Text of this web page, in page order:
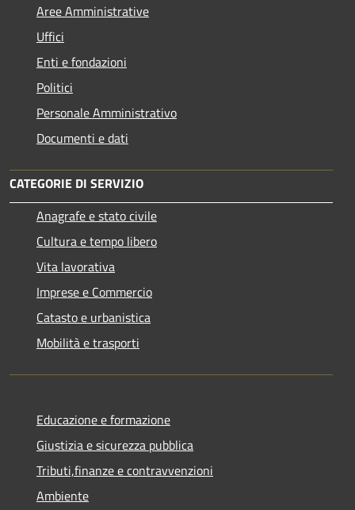
Aree Amministrative
Uffici
Enti e fondazioni
Politici
Personale Amministrativo
Documenti e dati
CATEGORIE DI SERVIZIO
Anagrafe e stato civile
Cultura e tempo libero
Vita lavorativa
Imprese e Commercio
Catasto e urbanistica
Mobilità e trasporti
Educazione e formazione
Giustizia e sicurezza pubblica
Tributi,finanze e contravvenzioni
Ambiente